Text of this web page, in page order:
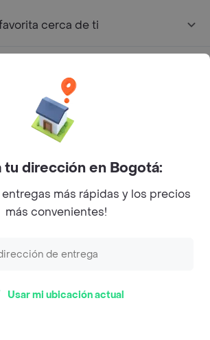
cerca de ti
Facebook
Twitter
Instagram
900.843.898-9 --- Calle 63 # 16A-02
tu dirección en Bogotá:
más rápidas y los precios
más convenientes!
Usar mi ubicación actual